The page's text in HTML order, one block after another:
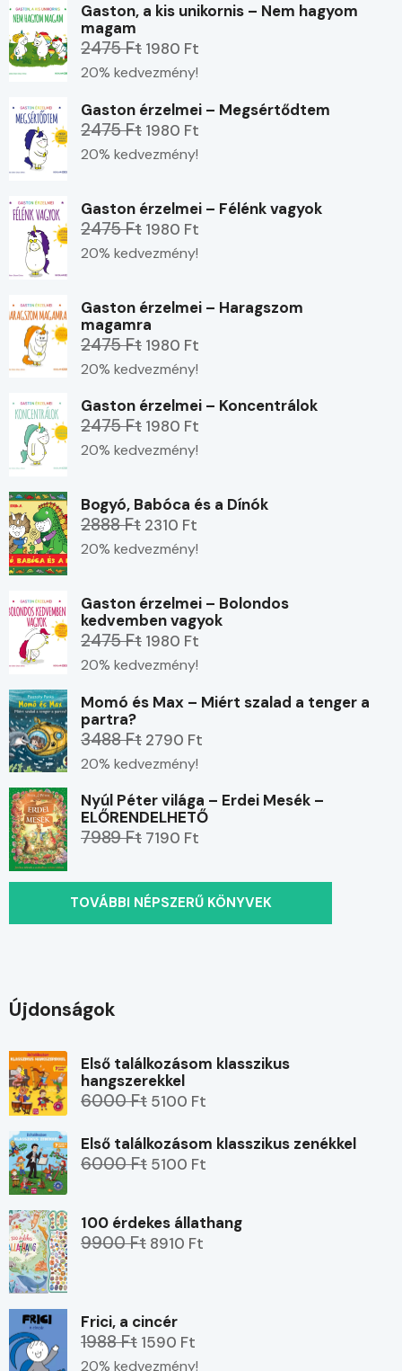
Gaston, a kis unikornis – Nem hagyom
magam
2475 Ft 1980 Ft
20% kedvezmény!
Gaston érzelmei – Megsértődtem
2475 Ft 1980 Ft
20% kedvezmény!
Gaston érzelmei – Félénk vagyok
2475 Ft 1980 Ft
20% kedvezmény!
Gaston érzelmei – Haragszom
magamra
2475 Ft 1980 Ft
20% kedvezmény!
Gaston érzelmei – Koncentrálok
2475 Ft 1980 Ft
20% kedvezmény!
Bogyó, Babóca és a Dínók
2888 Ft 2310 Ft
20% kedvezmény!
Gaston érzelmei – Bolondos
kedvemben vagyok
2475 Ft 1980 Ft
20% kedvezmény!
Momó és Max – Miért szalad a tenger a
partra?
3488 Ft 2790 Ft
20% kedvezmény!
Nyúl Péter világa – Erdei Mesék –
ELŐRENDELHETŐ
7989 Ft 7190 Ft
TOVÁBBI NÉPSZERŰ KÖNYVEK
Újdonságok
Első találkozásom klasszikus
hangszerekkel
6000 Ft 5100 Ft
Első találkozásom klasszikus zenékkel
6000 Ft 5100 Ft
100 érdekes állathang
9900 Ft 8910 Ft
Frici, a cincér
1988 Ft 1590 Ft
20% kedvezmény!